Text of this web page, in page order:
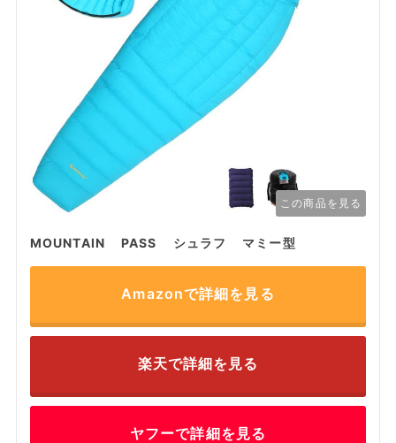
この商品を見る
MOUNTAIN PASS シュラフ マミー型
Amazonで詳細を見る
楽天で詳細を見る
ヤフーで詳細を見る